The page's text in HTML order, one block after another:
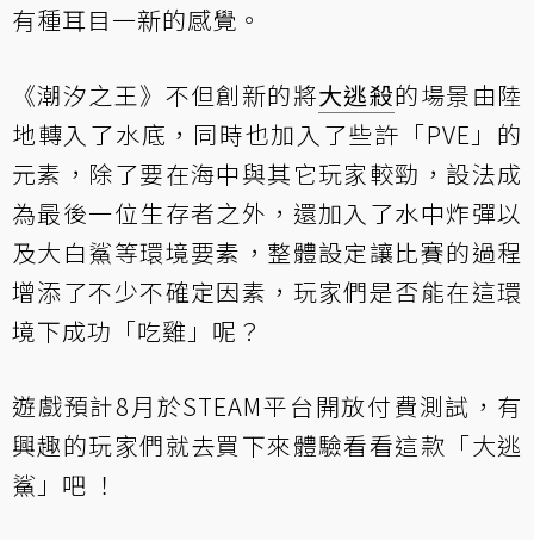
有種耳目一新的感覺。
《潮汐之王》不但創新的將大逃殺的場景由陸
地轉入了水底，同時也加入了些許「PVE」的
元素，除了要在海中與其它玩家較勁，設法成
為最後一位生存者之外，還加入了水中炸彈以
及大白鯊等環境要素，整體設定讓比賽的過程
增添了不少不確定因素，玩家們是否能在這環
境下成功「吃雞」呢？
遊戲預計8月於STEAM平台開放付費測試，有
興趣的玩家們就去買下來體驗看看這款「大逃
鯊」吧 ！